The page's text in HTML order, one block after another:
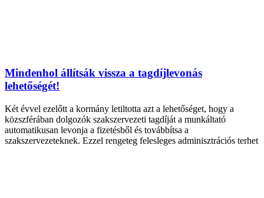
Mindenhol állítsák vissza a tagdíjlevonás
lehetőségét!
Két évvel ezelőtt a kormány letiltotta azt a lehetőséget, hogy a
közszférában dolgozók szakszervezeti tagdíját a munkáltató
automatikusan levonja a fizetésből és továbbítsa a
szakszervezeteknek. Ezzel rengeteg felesleges adminisztrációs terhet